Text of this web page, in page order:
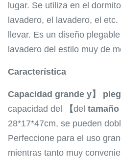
lugar. Se utiliza en el
lavadero, el lavadero, el
llevar. Es un diseño
lavadero del estilo muy de
Característica
Capacidad grande y】
capacidad del
【del tamaño
28*17*47cm, se pueden
Perfeccione para el uso
mientras tanto muy